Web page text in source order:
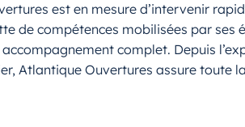
est en mesure d’intervenir
de compétences mobilisées par ses
complet. Depuis
Atlantique Ouvertures assure toute